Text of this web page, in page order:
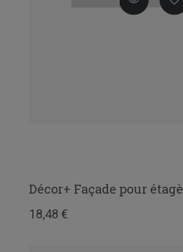
Décor+ Façade pour
18,48 €